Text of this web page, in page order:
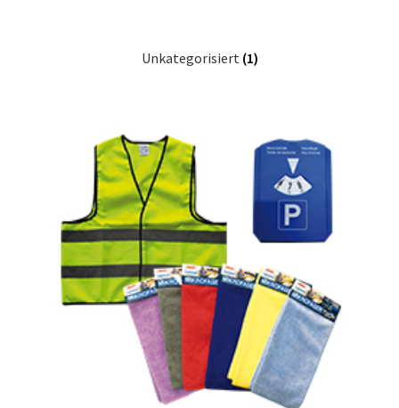
Unkategorisiert (1)